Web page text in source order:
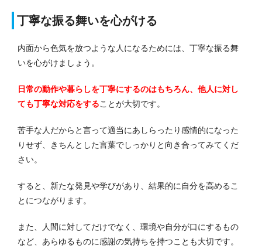
丁寧な振る舞いを心がける
内面から色気を放つような人になるためには、丁寧な振る舞
いを心がけましょう。
日常の動作や暮らしを丁寧にするのはもちろん、他人に対し
ても丁寧な対応をすることが大切です。
苦手な人だからと言って適当にあしらったり感情的になった
りせず、きちんとした言葉でしっかりと向き合ってみてくだ
さい。
すると、新たな発見や学びがあり、結果的に自分を高めるこ
とにつながります。
また、人間に対してだけでなく、環境や自分が口にするもの
など、あらゆるものに感謝の気持ちを持つことも大切です。